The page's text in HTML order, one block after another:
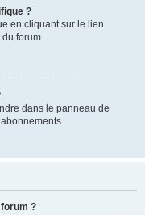
?
en cliquant sur le lien
du forum.
dans le panneau de
?